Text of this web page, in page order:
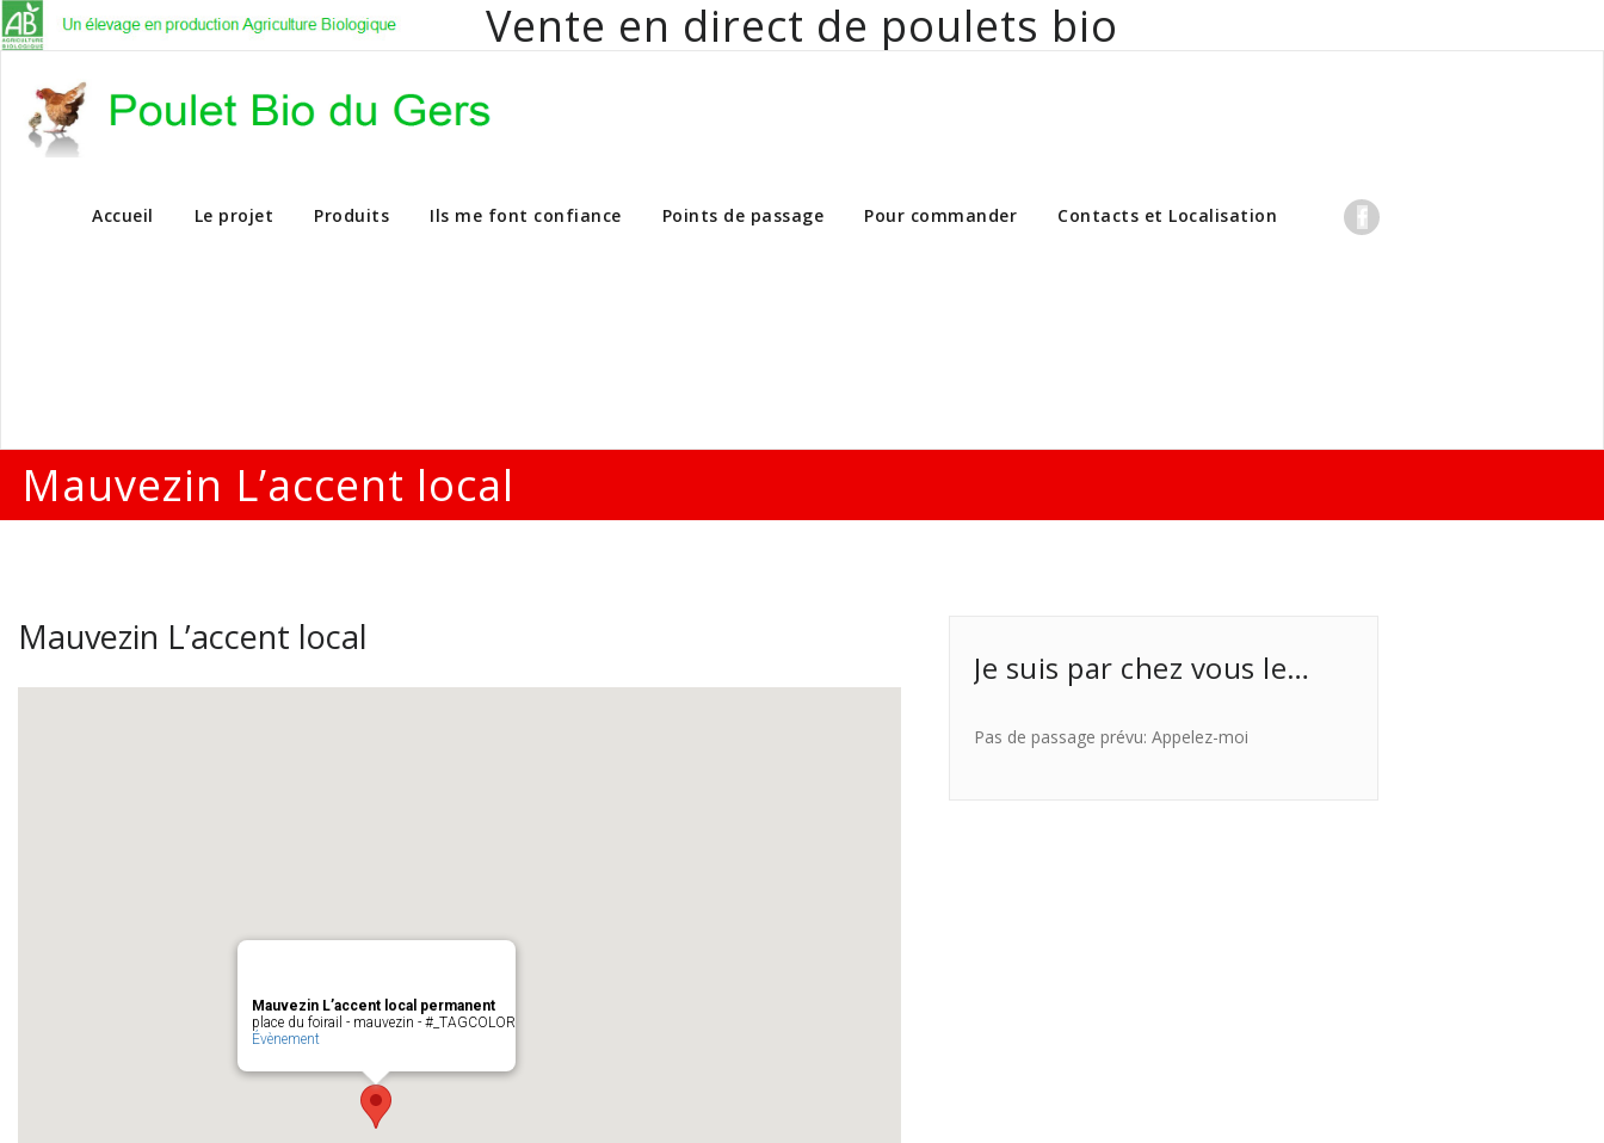
Vente en direct de poulets bio
Vente en direct de poulets bio aux particuliers et professionnels
Accueil Le projet Produits Ils me font confiance Points de passage Pour commander Contacts et Localisation
Mauvezin L’accent local
Mauvezin L’accent local
Mauvezin L’accent local permanent
place du foirail - mauvezin - #_TAGCOLOR
Évènement
Je suis par chez vous le…
Pas de passage prévu: Appelez-moi